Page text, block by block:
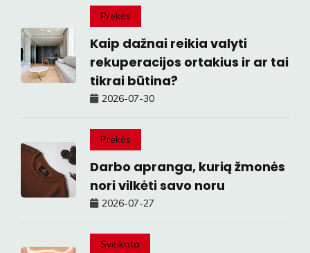
Prekės
Kaip dažnai reikia valyti
rekuperacijos ortakius ir ar tai
tikrai būtina?
2026-07-30
Prekės
Darbo apranga, kurią žmonės
nori vilkėti savo noru
2026-07-27
Sveikata